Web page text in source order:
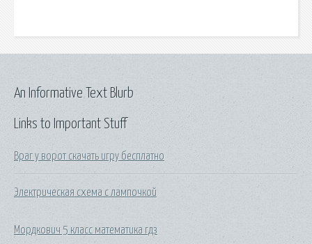
Links to Important Stuff
Враг у ворот скачать игру бесплатно
Электрическая схема с лампочкой
Мордкович 5 класс математика гдз
An Informative Text Blurb